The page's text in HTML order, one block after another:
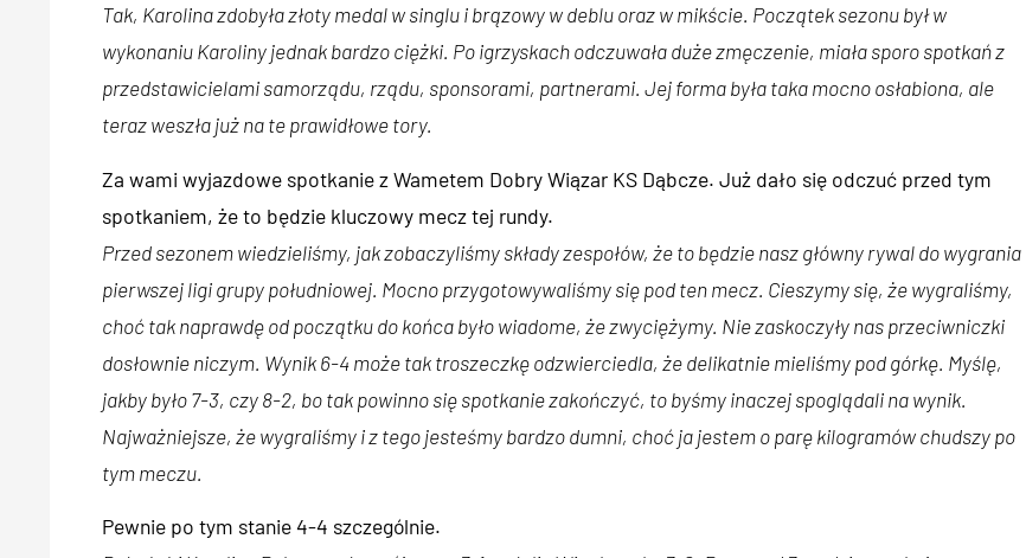
Tak, Karolina zdobyła złoty medal w singlu i brązowy w deblu oraz w mikście. Początek sezonu był w
wykonaniu Karoliny jednak bardzo ciężki. Po igrzyskach odczuwała duże zmęczenie, miała sporo spotkań z
przedstawicielami samorządu, rządu, sponsorami, partnerami. Jej forma była taka mocno osłabiona, ale
teraz weszła już na te prawidłowe tory.
Za wami wyjazdowe spotkanie z Wametem Dobry Wiązar KS Dąbcze. Już dało się odczuć przed tym
spotkaniem, że to będzie kluczowy mecz tej rundy.
Przed sezonem wiedzieliśmy, jak zobaczyliśmy składy zespołów, że to będzie nasz główny rywal do wygrania
pierwszej ligi grupy południowej. Mocno przygotowywaliśmy się pod ten mecz. Cieszymy się, że wygraliśmy,
choć tak naprawdę od początku do końca było wiadome, że zwyciężymy. Nie zaskoczyły nas przeciwniczki
dosłownie niczym. Wynik 6-4 może tak troszeczkę odzwierciedla, że delikatnie mieliśmy pod górkę. Myślę,
jakby było 7-3, czy 8-2, bo tak powinno się spotkanie zakończyć, to byśmy inaczej spoglądali na wynik.
Najważniejsze, że wygraliśmy i z tego jesteśmy bardzo dumni, choć ja jestem o parę kilogramów chudszy po
tym meczu.
Pewnie po tym stanie 4-4 szczególnie.